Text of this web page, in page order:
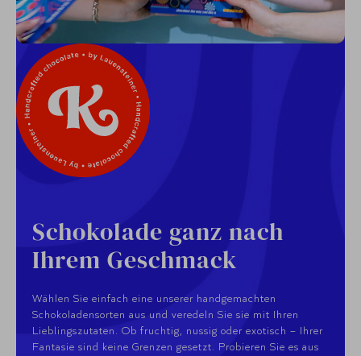
Schokolade ganz nach
Ihrem Geschmack
Wählen Sie einfach eine unserer handgemachten
Schokoladensorten aus und veredeln Sie sie mit Ihren
Lieblingszutaten. Ob fruchtig, nussig oder exotisch – Ihrer
Fantasie sind keine Grenzen gesetzt. Probieren Sie es aus